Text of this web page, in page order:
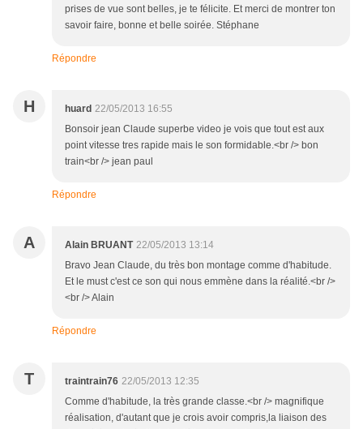
prises de vue sont belles, je te félicite. Et merci de montrer ton
savoir faire, bonne et belle soirée. Stéphane
Répondre
H huard 22/05/2013 16:55
Bonsoir jean Claude superbe video je vois que tout est aux
point vitesse tres rapide mais le son formidable.<br /> bon
train<br /> jean paul
Répondre
A Alain BRUANT 22/05/2013 13:14
Bravo Jean Claude, du très bon montage comme d'habitude.
Et le must c'est ce son qui nous emmène dans la réalité.<br />
<br /> Alain
Répondre
T traintrain76 22/05/2013 12:35
Comme d'habitude, la très grande classe.<br /> magnifique
réalisation, d'autant que je crois avoir compris,la liaison des